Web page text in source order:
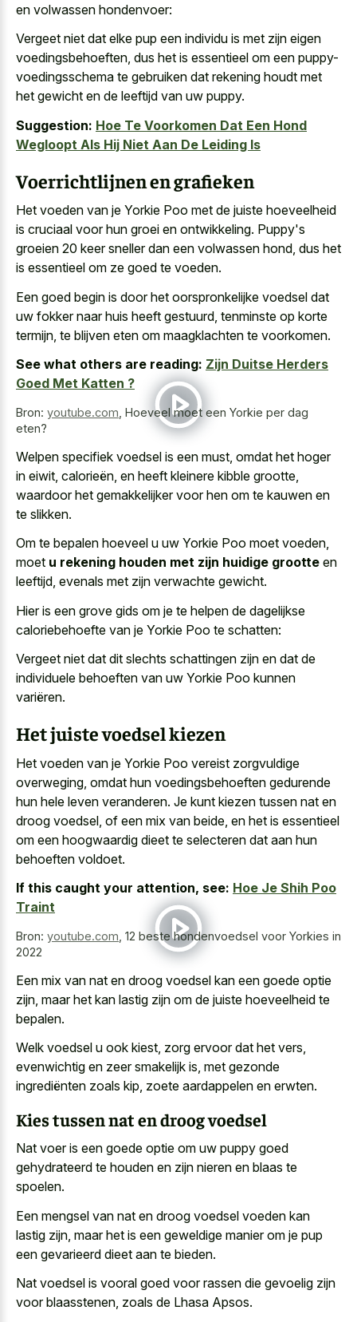
en volwassen hondenvoer:
Vergeet niet dat elke pup een individu is met zijn eigen
voedingsbehoeften, dus het is essentieel om een puppy-
voedingsschema te gebruiken dat rekening houdt met
het gewicht en de leeftijd van uw puppy.
Suggestion: Hoe Te Voorkomen Dat Een Hond
Wegloopt Als Hij Niet Aan De Leiding Is
Voerrichtlijnen en grafieken
Het voeden van je Yorkie Poo met de juiste hoeveelheid
is cruciaal voor hun groei en ontwikkeling. Puppy's
groeien 20 keer sneller dan een volwassen hond, dus het
is essentieel om ze goed te voeden.
Een goed begin is door het oorspronkelijke voedsel dat
uw fokker naar huis heeft gestuurd, tenminste op korte
termijn, te blijven eten om maagklachten te voorkomen.
See what others are reading: Zijn Duitse Herders
Goed Met Katten ?
Bron: youtube.com Hoeveel moet een Yorkie per dag
eten?
Welpen specifiek voedsel is een must, omdat het hoger
in eiwit, calorieën, en heeft kleinere kibble grootte,
waardoor het gemakkelijker voor hen om te kauwen en
te slikken.
Om te bepalen hoeveel u uw Yorkie Poo moet voeden,
moet u rekening houden met zijn huidige grootte en
leeftijd, evenals met zijn verwachte gewicht.
Hier is een grove gids om je te helpen de dagelijkse
caloriebehoefte van je Yorkie Poo te schatten:
Vergeet niet dat dit slechts schattingen zijn en dat de
individuele behoeften van uw Yorkie Poo kunnen
variëren.
Het juiste voedsel kiezen
Het voeden van je Yorkie Poo vereist zorgvuldige
overweging, omdat hun voedingsbehoeften gedurende
hun hele leven veranderen. Je kunt kiezen tussen nat en
droog voedsel, of een mix van beide, en het is essentieel
om een hoogwaardig dieet te selecteren dat aan hun
behoeften voldoet.
If this caught your attention, see: Hoe Je Shih Poo
Traint
Bron: youtube.com 12 beste hondenvoedsel voor Yorkies in
2022
Een mix van nat en droog voedsel kan een goede optie
zijn, maar het kan lastig zijn om de juiste hoeveelheid te
bepalen.
Welk voedsel u ook kiest, zorg ervoor dat het vers,
evenwichtig en zeer smakelijk is, met gezonde
ingrediënten zoals kip, zoete aardappelen en erwten.
Kies tussen nat en droog voedsel
Nat voer is een goede optie om uw puppy goed
gehydrateerd te houden en zijn nieren en blaas te
spoelen.
Een mengsel van nat en droog voedsel voeden kan
lastig zijn, maar het is een geweldige manier om je pup
een gevarieerd dieet aan te bieden.
Nat voedsel is vooral goed voor rassen die gevoelig zijn
voor blaasstenen, zoals de Lhasa Apsos.